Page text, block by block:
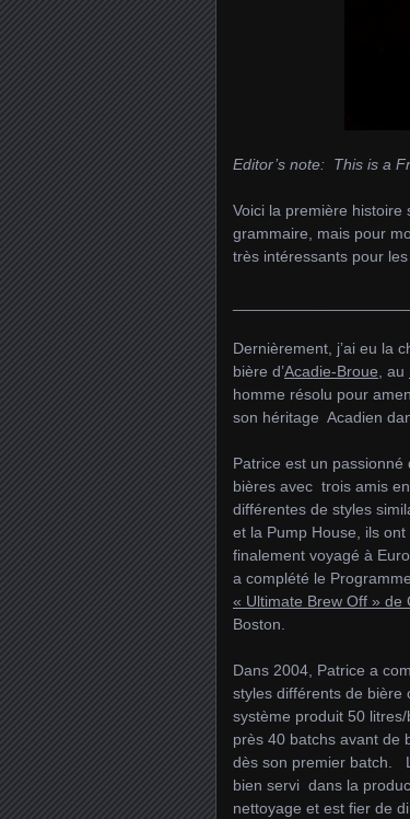
Editor’s note: This is a
Voici la première
grammaire, mais pour
très intéressants pour les
Dernièrement, j’ai eu la
bière d’Acadie-Broue , au
homme résolu pour
son héritage Acadien
Patrice est un
bières avec trois amis
différentes de styles
et la Pump House, ils
finalement voyagé à
a complété le
« Ultimate Brew Off » de
Boston.
Dans 2004, Patrice a
styles différents de bière
système produit 50 litres/
près 40 batchs avant de
dès son premier batch.
bien servi dans la
nettoyage et est fier de